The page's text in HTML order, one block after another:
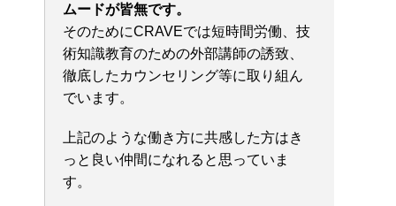
ムードが皆無です。
そのためにCRAVEでは短時間労働、技
術知識教育のための外部講師の誘致、
徹底したカウンセリング等に取り組ん
でいます。
上記のような働き方に共感した方はき
っと良い仲間になれると思っていま
す。